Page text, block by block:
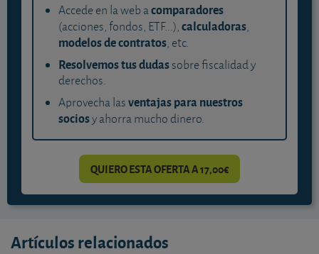
Accede en la web acomparadores
(acciones, fondos, ETF...),calculadoras,
modelos de contratos, etc.
Resolvemos tus dudassobre fiscalidad y
derechos.
Aprovecha lasventajas para nuestros
sociosy ahorra mucho dinero.
QUIERO ESTA OFERTA A 17,00€
Artículos relacionados